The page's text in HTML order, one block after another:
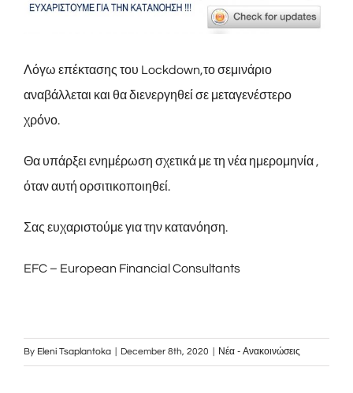
Λόγω επέκτασης του Lockdown,το σεμινάριο
αναβάλλεται και θα διενεργηθεί σε μεταγενέστερο
χρόνο.
Θα υπάρξει ενημέρωση σχετικά με τη νέα ημερομηνία ,
όταν αυτή ορσιτικοποιηθεί.
Σας ευχαριστούμε για την κατανόηση.
EFC – European Financial Consultants
By Eleni Tsaplantoka December 8th, 2020 Νέα - Ανακοινώσεις